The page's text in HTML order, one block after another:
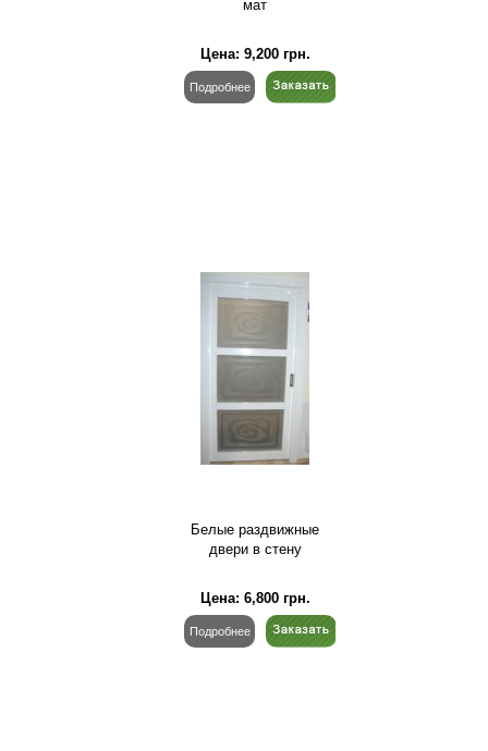
Цена: 9,200грн.
Подробнее
Белые раздвижные
двери в стену
Цена: 6,800грн.
Подробнее